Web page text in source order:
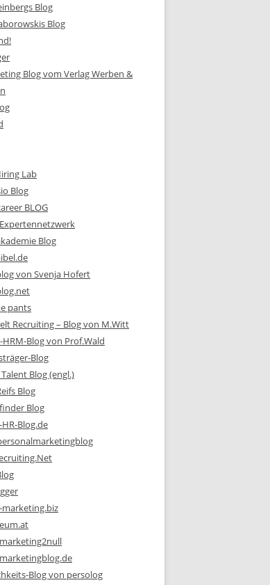
Blog
Blog
Blog vom Verlag Werben &
Lab
Blog
BLOG
Blog
von Svenja Hofert
pants
Recruiting – Blog von M.Witt
HRM-Blog von Prof.Wald
Blog
Blog (engl.)
Blog
Blog
Blog.de
marketing.biz
Blog von persolog